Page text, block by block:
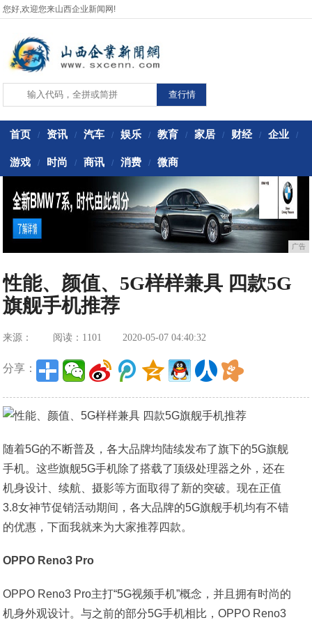
您好,欢迎您来山西企业新闻网!
首页 / 资讯 / 汽车 / 娱乐 / 教育 / 家居 / 财经 / 企业 /
游戏 / 时尚 / 商讯 / 消费 / 微商
广告
性能、颜值、5G样样兼具 四款5G
旗舰手机推荐
来源： 阅读：1101 2020-05-07 04:40:32
分享：
随着5G的不断普及，各大品牌均陆续发布了旗下的5G旗舰
手机。这些旗舰5G手机除了搭载了顶级处理器之外，还在
机身设计、续航、摄影等方面取得了新的突破。现在正值
3.8女神节促销活动期间，各大品牌的5G旗舰手机均有不错
的优惠，下面我就来为大家推荐四款。
OPPO Reno3 Pro
OPPO Reno3 Pro主打“5G视频手机”概念，并且拥有时尚的
机身外观设计。与之前的部分5G手机相比，OPPO Reno3